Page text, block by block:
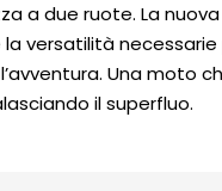
a due ruote. La
versatilità
Una moto
il superfluo.